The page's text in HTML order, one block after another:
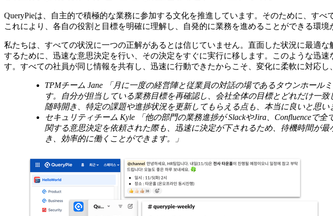
QueryPieは、自主的で積極的な業務に参加する文化を推進しています。そのために、す
これにより、各自の役割と目標を明確に理解し、自発的に業務を進めることができる環境
私たちは、すべての状況に一つの正解があるとは信じていません。直面した状況に最適
するために、迅速な意思決定を行い、その決定をすぐに実行に移します。このような迅
す。すべての社員が同じ情報を共有し、迅速に行動できたからこそ、変化に柔軟に対応し
TPMチーム Jane
「月に一度の経営陣と従業員の対話の場であるタウンホー
す。自分が担当している業務目標を再確認し、会社全体の目標とどれだけ一
随時開き、特定の課題や進捗状況を更新してもらえる点も、本当に良いと思い
セキュリティチーム Kyle
「他の部門の業務進捗が SlackやJira、Confluenceで
関する意思決定を依頼された際も、迅速に決定が下されるため、待機時間が
き、効率的に働くことができます。」